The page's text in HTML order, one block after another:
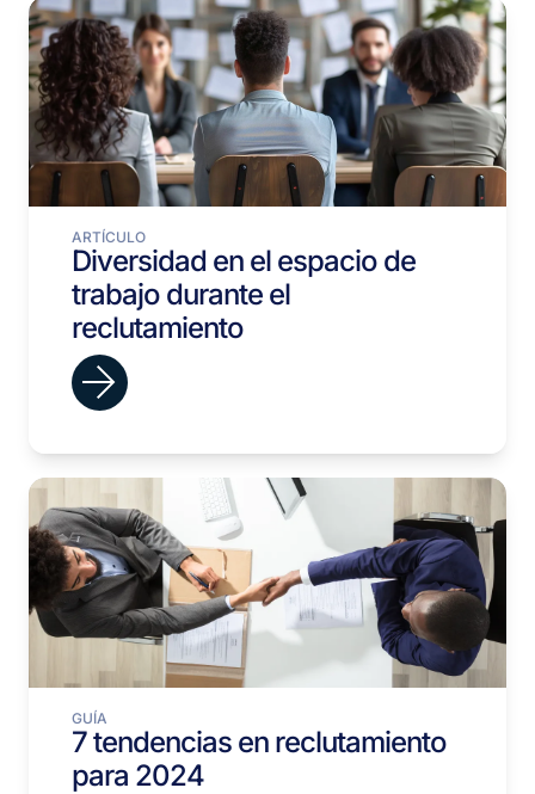
ARTÍCULO
Diversidad en el espacio de
trabajo durante el
reclutamiento
GUÍA
7 tendencias en reclutamiento
para 2024